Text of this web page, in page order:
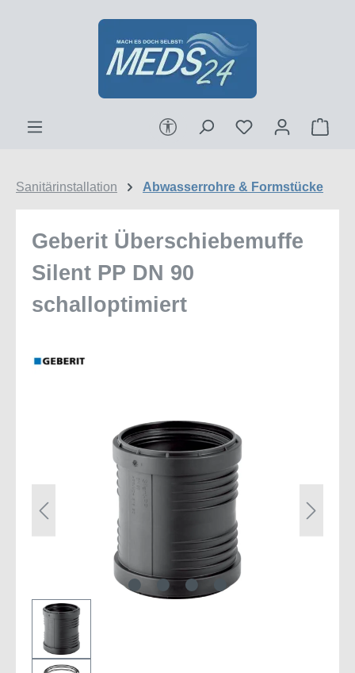
Zum Hauptinhalt springen
Werkzeugleiste anzeigen
Sanitärinstallation Abwasserrohre & Formstücke
Geberit Überschiebemuffe
Silent PP DN 90
schalloptimiert
Bildergalerie überspringen